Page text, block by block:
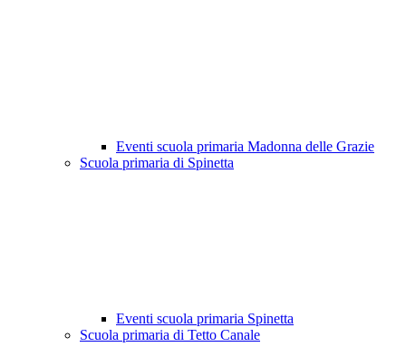
Eventi scuola primaria Madonna delle Grazie
Scuola primaria di Spinetta
Eventi scuola primaria Spinetta
Scuola primaria di Tetto Canale